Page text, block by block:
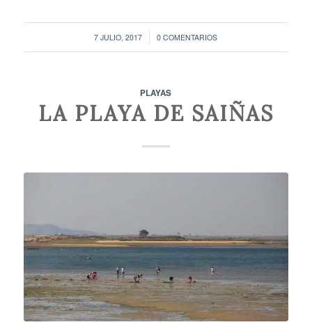
7 JULIO, 2017
/ 0 COMENTARIOS
PLAYAS
LA PLAYA DE SAIÑAS